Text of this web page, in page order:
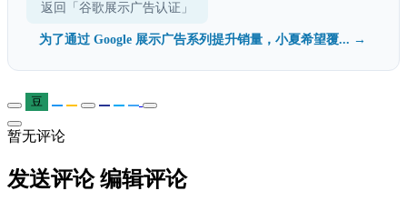
返回「谷歌展示广告认证」
为了通过 Google 展示广告系列提升销量，小夏希望覆... →
豆
暂无评论
发送评论 编辑评论